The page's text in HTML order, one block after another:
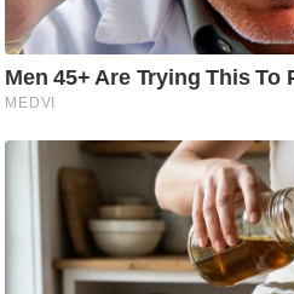
ल
फि
ट
ने
स
त्रा
ले